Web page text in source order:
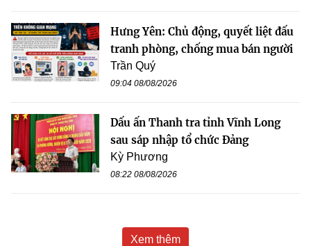
Hưng Yên: Chủ động, quyết liệt đấu
tranh phòng, chống mua bán người
Trần Quý
09:04 08/08/2026
Dấu ấn Thanh tra tỉnh Vĩnh Long
sau sáp nhập tổ chức Đảng
Kỳ Phương
08:22 08/08/2026
Xem thêm